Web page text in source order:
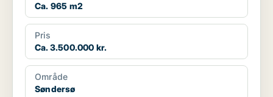
Ca. 965 m2
Pris
Ca. 3.500.000 kr.
Område
Søndersø